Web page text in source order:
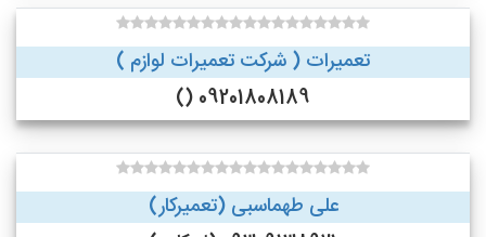
تعمیرات ( شرکت تعمیرات لوازم )
09201808189 ()
علی طهماسبی (تعمیرکار)